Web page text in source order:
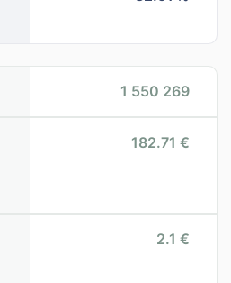
1 550 269
182.71 €
2.1 €